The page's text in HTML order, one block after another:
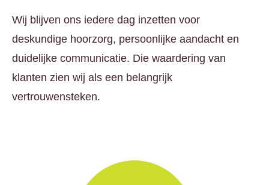
Wij blijven ons iedere dag inzetten voor
deskundige hoorzorg, persoonlijke aandacht en
duidelijke communicatie. Die waardering van
klanten zien wij als een belangrijk
vertrouwensteken.